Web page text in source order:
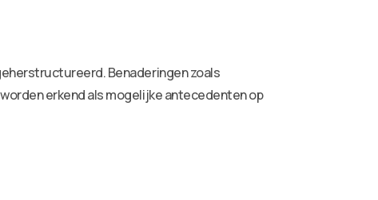
Benaderingen zoals
erkend als mogelijke antecedenten op